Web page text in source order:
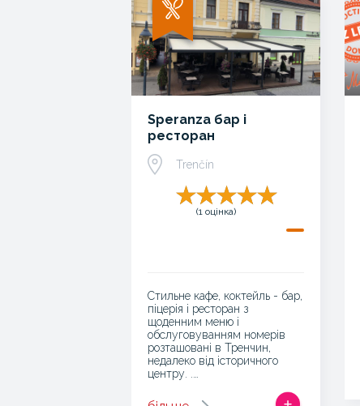
Speranza бар і
ресторан
Trenčín
(1 оцінка)
Стильне кафе, коктейль - бар,
піцерія і ресторан з
щоденним меню і
обслуговуванням номерів
розташовані в Тренчин,
недалеко від історичного
центру. .…